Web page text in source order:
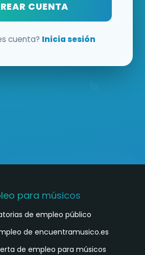
CUENTA
cuenta? Inicia sesión
para músicos
de empleo público
de encuentramusico.es
de empleo para músicos